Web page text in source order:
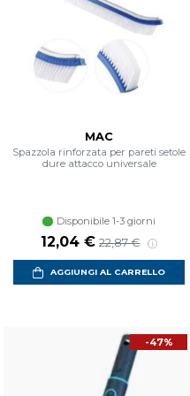
MAC
Spazzola rinforzata per pareti setole
dure attacco universale
Disponibile 1-3 giorni
Prezzo scontato
12,04 € Prezzo di listino
22,87 €
AGGIUNGI AL CARRELLO
-47%